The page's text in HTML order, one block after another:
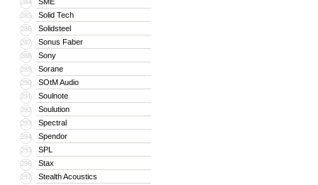
284
285 Solid Tech
286 Solidsteel
287 Sonus Faber
288 Sony
289 Sorane
290 SOtM Audio
291 Soulnote
292 Soulution
293 Spectral
294 Spendor
295 SPL
296 Stax
297 Stealth Acoustics